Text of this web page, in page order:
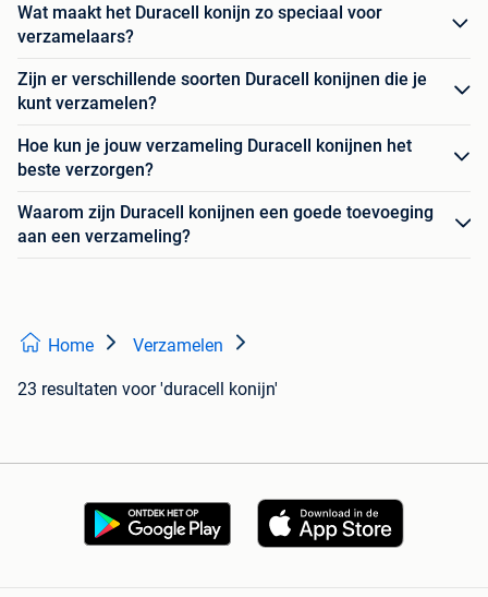
Wat maakt het Duracell konijn zo speciaal voor
verzamelaars?
Zijn er verschillende soorten Duracell konijnen die je
kunt verzamelen?
Hoe kun je jouw verzameling Duracell konijnen het
beste verzorgen?
Waarom zijn Duracell konijnen een goede toevoeging
aan een verzameling?
Home Verzamelen
23 resultaten voor 'duracell konijn'